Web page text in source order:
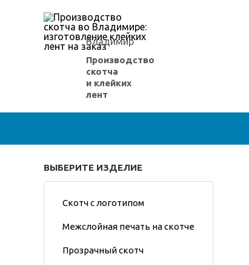
Владимир
Производство
скотча
и клейких
лент
ВЫБЕРИТЕ ИЗДЕЛИЕ
Скотч с логотипом
Межслойная печать на скотче
Прозрачный скотч